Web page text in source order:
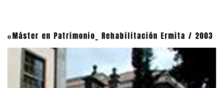
oMáster en Patrimonio_ Rehabilitación Ermita / 2003